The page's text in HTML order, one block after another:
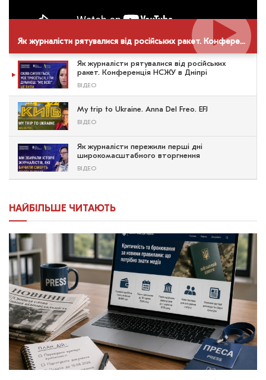
Як журналісти рятувалися від російських ракет. Конференція НСЖУ в Дніпрі
Як журналісти рятувалися від російських
ракет. Конференція НСЖУ в Дніпрі
ВІДЕО
My trip to Ukraine. Anna Del Freo. EFJ
ВІДЕО
Як журналісти пережили перші дні
широкомасштабного вторгнення
ВІДЕО
НАЙБІЛЬШЕ ЧИТАЮТЬ